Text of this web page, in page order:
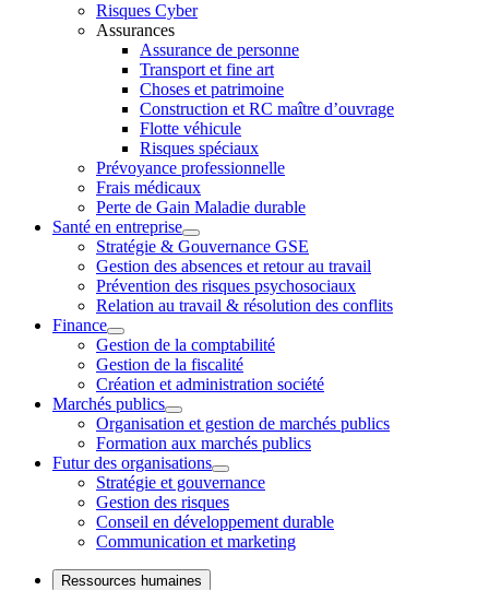
Risques Cyber
Assurances
Assurance de personne
Transport et fine art
Choses et patrimoine
Construction et RC maître d’ouvrage
Flotte véhicule
Risques spéciaux
Prévoyance professionnelle
Frais médicaux
Perte de Gain Maladie durable
Santé en entreprise
Stratégie & Gouvernance GSE
Gestion des absences et retour au travail
Prévention des risques psychosociaux
Relation au travail & résolution des conflits
Finance
Gestion de la comptabilité
Gestion de la fiscalité
Création et administration société
Marchés publics
Organisation et gestion de marchés publics
Formation aux marchés publics
Futur des organisations
Stratégie et gouvernance
Gestion des risques
Conseil en développement durable
Communication et marketing
Ressources humaines